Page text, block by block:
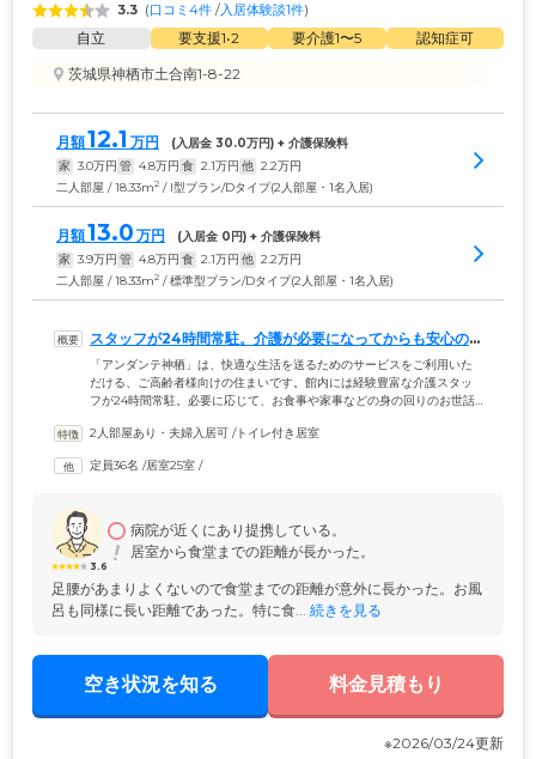
3.3 (口コミ4件 /入居体験談1件)
自立 要支援1•2 要介護1〜5
認知症可
茨城県神栖市土合南1-8-22
月額12.1 万円 (入居金 30.0万円) + 介護保険料
家 3.0万円 管 4.8万円 食 2.1万円 他 2.2万円
二人部屋 / 18.33m2 / I型プラン/Dタイプ(2人部屋・1名入居)
月額13.0 万円 (入居金 0円) + 介護保険料
家 3.9万円 管 4.8万円 食 2.1万円 他 2.2万円
二人部屋 / 18.33m2 / 標準型プラン/Dタイプ(2人部屋・1名入居)
スタッフが24時間常駐。介護が必要になってからも安心の
環境です
「アンダンテ神栖」は、快適な生活を送るためのサービスをご利用いた
だける、ご高齢者様向けの住まいです。館内には経験豊富な介護スタッ
フが24時間常駐。必要に応じて、お食事や家事などの身の回りのお世話
る居室はすべて個室。ほかのご入居者様の目を気にすることなく、趣味
浴場を完備。大きな浴槽は手足を伸ばしておくつろぎいただけます。座
2人部屋あり・夫婦入居可 /トイレ付き居室
定員36名 /居室25室 /
3.6
病院が近くにあり提携している。
居室から食堂までの距離が長かった。
足腰があまりよくないので食堂までの距離が意外に長かった。お風
呂も同様に長い距離であった。特に食... 続きを見る
空き状況を知る 料金見積もり
※2026/03/24更新